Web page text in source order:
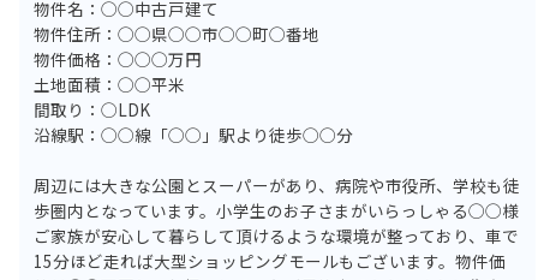
物件名：◯◯中古戸建て
物件住所：◯◯県◯◯市◯◯町◯番地
物件価格：◯◯◯万円
土地面積：◯◯平米
間取り：◯LDK
沿線駅：◯◯線「◯◯」駅より徒歩◯◯分
周辺には大きな公園とスーパーがあり、病院や市役所、学校も徒
歩圏内となっています。小学生のお子さまがいらっしゃる◯◯様
ご家族が安心して暮らして頂けるような環境が整っており、車で
15分ほど走れば大型ショッピングモールもございます。物件価